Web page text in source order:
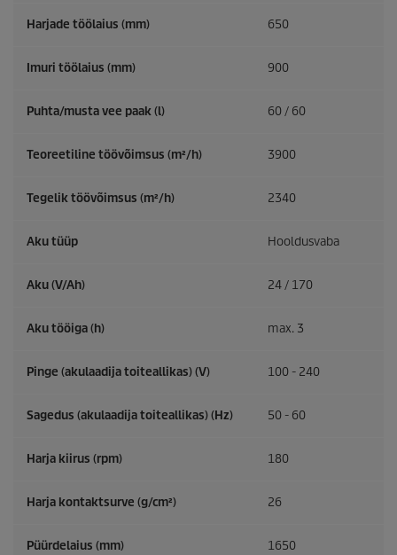
Harjade töölaius (mm) 650
Imuri töölaius (mm) 900
Puhta/musta vee paak (l) 60 / 60
Teoreetiline töövõimsus (m²/h) 3900
Tegelik töövõimsus (m²/h) 2340
Aku tüüp Hooldusvaba
Aku (V/Ah) 24 / 170
Aku tööiga (h) max. 3
Pinge (akulaadija toiteallikas) (V) 100 - 240
Sagedus (akulaadija toiteallikas) (Hz) 50 - 60
Harja kiirus (rpm) 180
Harja kontaktsurve (g/cm²) 26
Püürdelaius (mm) 1650